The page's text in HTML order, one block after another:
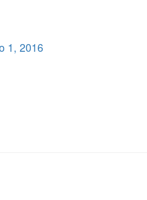
1, 2016